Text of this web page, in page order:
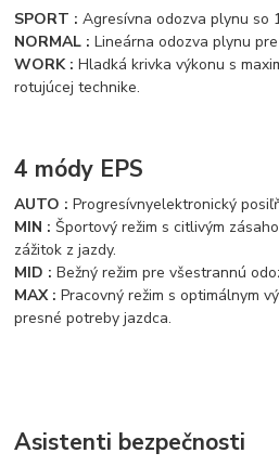
SPORT :Agresívna odozva plynu so
NORMAL :Lineárna odozva plynu
WORK :Hladká krivka výkonu s
rotujúcej technike.
4 módy EPS
AUTO :Progresívnyelektronický
MIN :Športový režim s citlivým
zážitok z jazdy.
MID :Bežný režim pre všestrannú
MAX :Pracovný režim s optimálnym
presné potreby jazdca.
Asistenti bezpečnosti